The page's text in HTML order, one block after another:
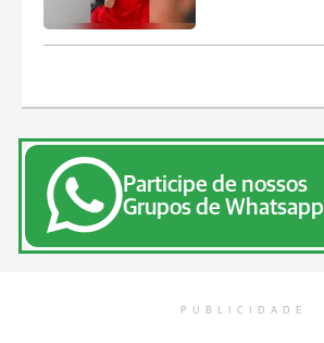
Participe de nossos
Grupos de Whatsapp
PUBLICIDADE